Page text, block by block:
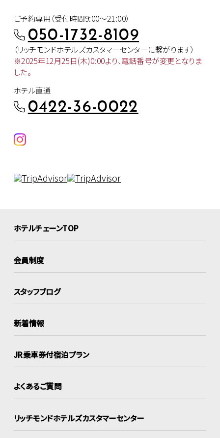
ご予約専用（受付時間9:00～21:00）
050-1732-8109
（リッチモンドホテルズカスタマーセンターに繋がります）
※2025年12月25日(木)0:00より、電話番号が変更となりま
した。
ホテル直通
0422-36-0022
ホテルチェーンTOP
会員制度
スタッフブログ
新着情報
JR乗車券付宿泊プラン
よくあるご質問
リッチモンドホテルズカスタマーセンター